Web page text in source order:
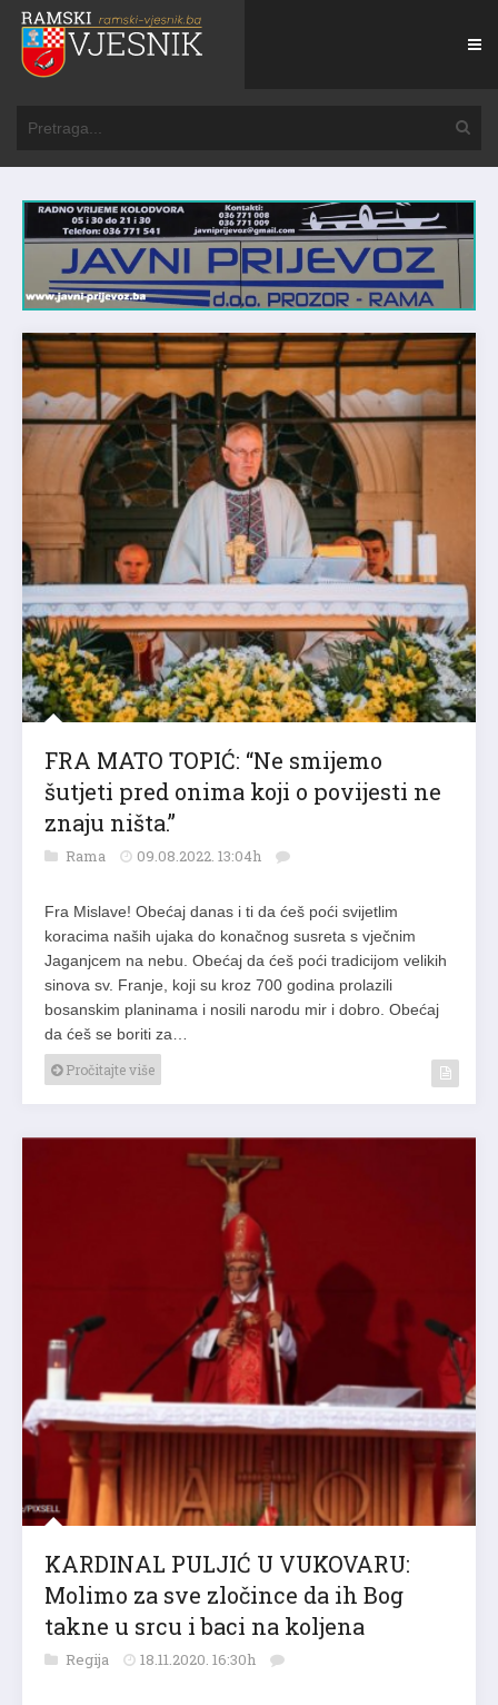
FRA MATO TOPIĆ: “Ne smijemo
šutjeti pred onima koji o povijesti ne
znaju ništa.”
Rama 09.08.2022. 13:04h
Fra Mislave! Obećaj danas i ti da ćeš poći svijetlim
koracima naših ujaka do konačnog susreta s vječnim
Jaganjcem na nebu. Obećaj da ćeš poći tradicijom velikih
sinova sv. Franje, koji su kroz 700 godina prolazili
bosanskim planinama i nosili narodu mir i dobro. Obećaj
da ćeš se boriti za…
Pročitajte više
KARDINAL PULJIĆ U VUKOVARU:
Molimo za sve zločince da ih Bog
takne u srcu i baci na koljena
Regija 18.11.2020. 16:30h